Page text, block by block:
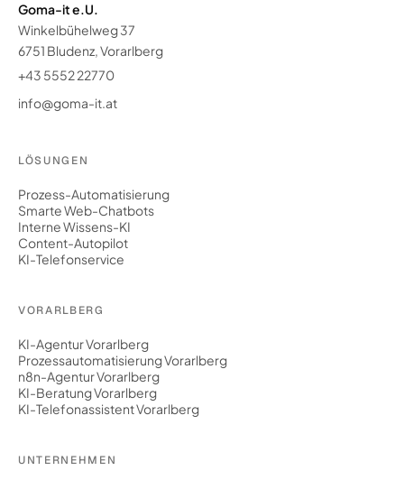
Goma-it e.U.
Winkelbühelweg 37
6751 Bludenz, Vorarlberg
+43 5552 22770
info@goma-it.at
LÖSUNGEN
Prozess-Automatisierung
Smarte Web-Chatbots
Interne Wissens-KI
Content-Autopilot
KI-Telefonservice
VORARLBERG
KI-Agentur Vorarlberg
Prozessautomatisierung Vorarlberg
n8n-Agentur Vorarlberg
KI-Beratung Vorarlberg
KI-Telefonassistent Vorarlberg
UNTERNEHMEN